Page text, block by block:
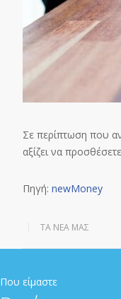
Σε περίπτωση που
αξίζει να
Πηγή: newMoney
ΤΑ ΝΈΑ ΜΑΣ
Που είμαστε